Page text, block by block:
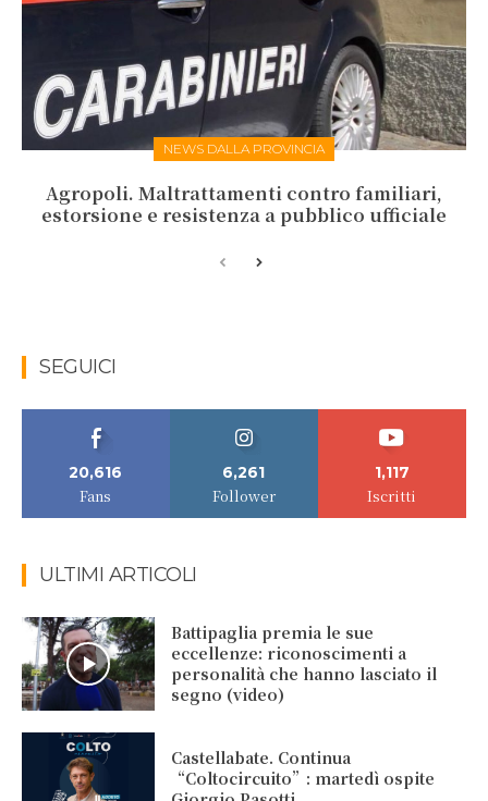
NEWS DALLA PROVINCIA
Agropoli. Maltrattamenti contro familiari,
estorsione e resistenza a pubblico ufficiale
SEGUICI
20,616
Fans
6,261
Follower
1,117
Iscritti
ULTIMI ARTICOLI
Battipaglia premia le sue
eccellenze: riconoscimenti a
personalità che hanno lasciato il
segno (video)
Castellabate. Continua
“Coltocircuito”: martedì ospite